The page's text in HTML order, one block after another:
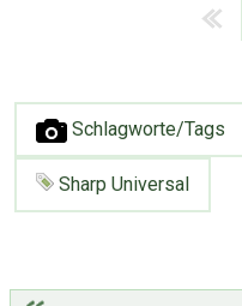
Schlagworte/Tags
Sharp Universal